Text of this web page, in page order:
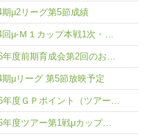
期μ2リーグ第5節成績
回μ-Ｍ１カップ本戦1次・…
年度前期育成会第2回のお…
期μリーグ 第5節放映予定
年度ＧＰポイント（ツアー…
年度ツアー第1戦μカップ…